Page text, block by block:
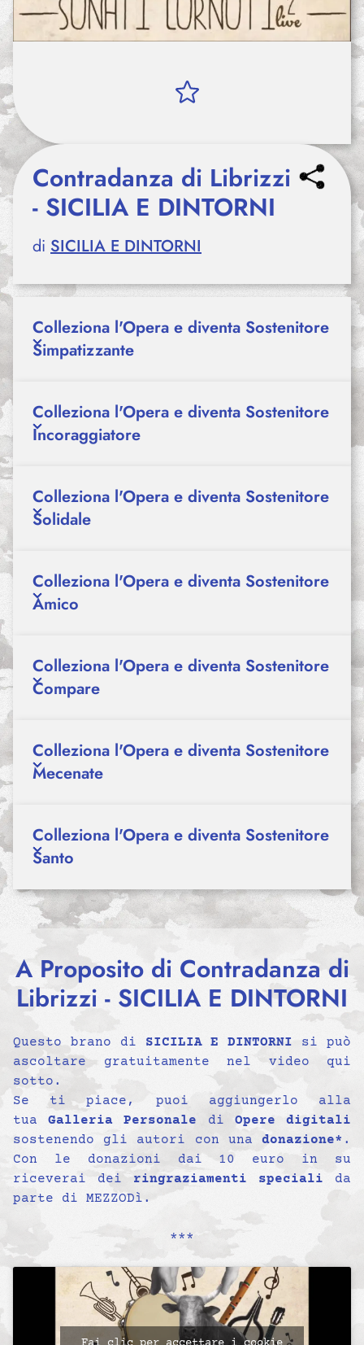
Contradanza di Librizzi
- SICILIA E DINTORNI
di SICILIA E DINTORNI
Colleziona l'Opera e diventa Sostenitore
Simpatizzante
Colleziona l'Opera e diventa Sostenitore
Incoraggiatore
Colleziona l'Opera e diventa Sostenitore
Solidale
Colleziona l'Opera e diventa Sostenitore
Amico
Colleziona l'Opera e diventa Sostenitore
Compare
Colleziona l'Opera e diventa Sostenitore
Mecenate
Colleziona l'Opera e diventa Sostenitore
Santo
A Proposito di Contradanza di
Librizzi - SICILIA E DINTORNI
Questo brano di SICILIA E DINTORNI si può
ascoltare gratuitamente nel video qui
sotto.
Se ti piace, puoi aggiungerlo alla
tuaGalleria Personale di Opere digitali
sostenendo gli autori con una donazione* .
Con le donazioni dai 10 euro in su
riceverai dei ringraziamenti speciali da
parte di MEZZODì.
***